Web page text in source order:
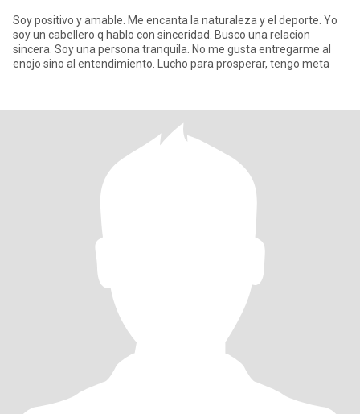
Soy positivo y amable. Me encanta la naturaleza y el deporte. Yo
soy un cabellero q hablo con sinceridad. Busco una relacion
sincera. Soy una persona tranquila. No me gusta entregarme al
enojo sino al entendimiento. Lucho para prosperar, tengo meta